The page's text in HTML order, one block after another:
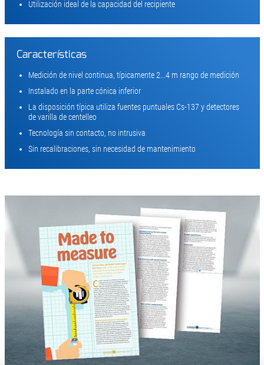
Utilización ideal de la capacidad del recipiente
Características
Medición de nivel continua, típicamente 2...4 m rango de medición
Instalado en la parte cónica inferior
La disposición típica utiliza fuentes puntuales Cs-137 y detectores
de varilla de centelleo
Tecnología sin contacto, no intrusiva
Sin recalibraciones, sin necesidad de mantenimiento